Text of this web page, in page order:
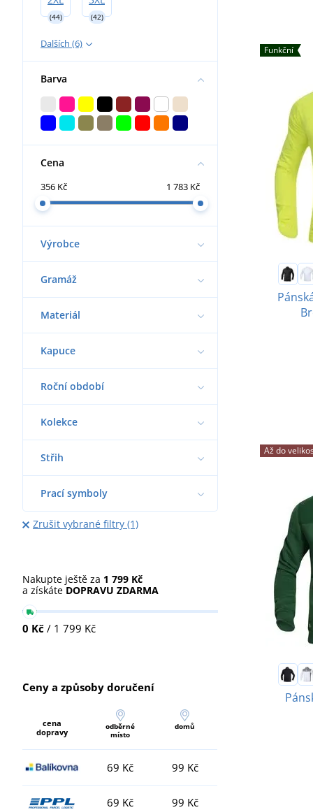
(44) (42)
Dalších (6)
Barva
Cena
356 Kč 1 783 Kč
Výrobce
Gramáž
Materiál
Kapuce
Roční období
Kolekce
Střih
Prací symboly
Zrušit vybrané filtry (1)
Nakupte ještě za 1 799 Kč
a získáte DOPRAVU ZDARMA
0 Kč / 1 799 Kč
Ceny a způsoby doručení
cena
dopravy
odběrné
místo
domů
69 Kč 99 Kč
69 Kč 99 Kč
Funkční
Až do